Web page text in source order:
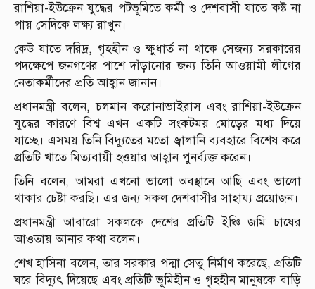
রাশিয়া-ইউক্রেন যুদ্ধের পটভূমিতে কর্মী ও দেশবাসী যাতে কষ্ট না
পায় সেদিকে লক্ষ্য রাখুন।
কেউ যাতে দরিদ্র, গৃহহীন ও ক্ষুধার্ত না থাকে সেজন্য সরকারের
পদক্ষেপে জনগণের পাশে দাঁড়ানোর জন্য তিনি আওয়ামী লীগের
নেতাকর্মীদের প্রতি আহ্বান জানান।
প্রধানমন্ত্রী বলেন, চলমান করোনাভাইরাস এবং রাশিয়া-ইউক্রেন
যুদ্ধের কারণে বিশ্ব এখন একটি সংকটময় মোড়ের মধ্য দিয়ে
যাচ্ছে। এসময় তিনি বিদ্যুতের মতো জ্বালানি ব্যবহারে বিশেষ করে
প্রতিটি খাতে মিত্যবায়ী হওয়ার আহ্বান পুনর্ব্যক্ত করেন।
তিনি বলেন, আমরা এখনো ভালো অবস্থানে আছি এবং ভালো
থাকার চেষ্টা করছি। এর জন্য সকল দেশবাসীর সাহায্য প্রয়োজন।
প্রধানমন্ত্রী আবারো সকলকে দেশের প্রতিটি ইঞ্চি জমি চাষের
আওতায় আনার কথা বলেন।
শেখ হাসিনা বলেন, তার সরকার পদ্মা সেতু নির্মাণ করেছে, প্রতিটি
ঘরে বিদ্যুৎ দিয়েছে এবং প্রতিটি ভূমিহীন ও গৃহহীন মানুষকে বাড়ি